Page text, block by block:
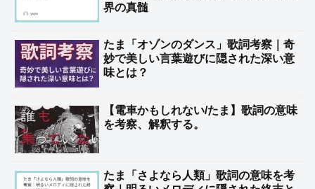
界の真髄
たま「オゾンのダンス」歌詞考察｜奇
妙で美しい言葉遊びに隠された深い意
味とは？
【電車かもしれない/たま】歌詞の意味
を考察、解釈する。
たま「さよなら人類」歌詞の意味を考